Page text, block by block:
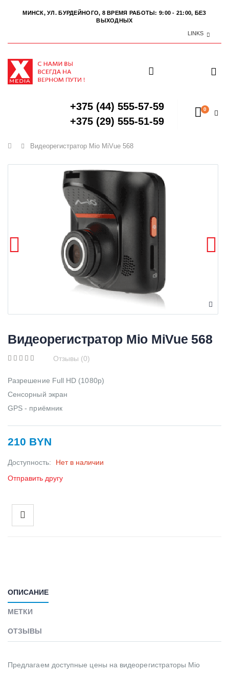
МИНСК, УЛ. БУРДЕЙНОГО, 8 ВРЕМЯ РАБОТЫ: 9:00 - 21:00, БЕЗ
ВЫХОДНЫХ
LINKS
+375 (44) 555-57-59
+375 (29) 555-51-59
0
Главная
Видеорегистратор Mio MiVue 568
Видеорегистратор Mio MiVue 568
Отзывы (0)
Разрешение Full HD (1080p)
Сенсорный экран
GPS - приёмник
210 BYN
Доступность:
Нет в наличии
Отправить другу
ОПИСАНИЕ
МЕТКИ
ОТЗЫВЫ
Предлагаем доступные цены на видеорегистраторы Mio